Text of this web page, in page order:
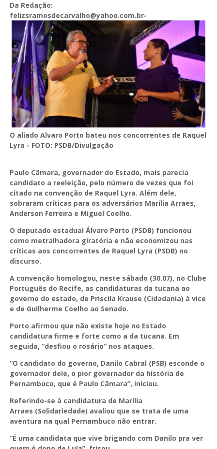
Da Redação:
felizsramosdecarvalho@yahoo.com.br-
O aliado Alvaro Porto bateu nos concorrentes de Raquel
Lyra - FOTO: PSDB/Divulgação
Paulo Câmara, governador do Estado, mais parecia
candidato a reeleição, pelo número de vezes que foi
citado na convenção de Raquel Lyra. Além dele,
sobraram críticas para os adversários Marília Arraes,
Anderson Ferreira e Miguel Coelho.
O deputado estadual Álvaro Porto (PSDB) funcionou
como metralhadora giratória e não economizou nas
críticas aos concorrentes de Raquel Lyra (PSDB) no
discurso.
A convenção homologou, neste sábado (30.07), no Clube
Português do Recife, as candidaturas da tucana ao
governo do estado, de Priscila Krause (Cidadania) à vice
e de Guilherme Coelho ao Senado.
Porto afirmou que não existe hoje no Estado
candidatura firme e forte como a da tucana. Em
seguida, “desfiou o rosário” nos ataques.
“O candidato do governo, Danilo Cabral (PSB) esconde o
governador dele, o pior governador da história de
Pernambuco, que é Paulo Câmara”, iniciou.
Referindo-se à candidatura de Marília
Arraes (Solidariedade) avaliou que se trata de uma
aventura na qual Pernambuco não entrar.
“É uma candidata que vive brigando com Danilo pra ver